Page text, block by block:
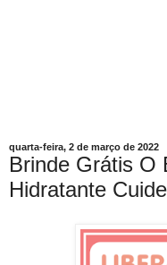
quarta-feira, 2 de março de 2022
Brinde Grátis O
Hidratante